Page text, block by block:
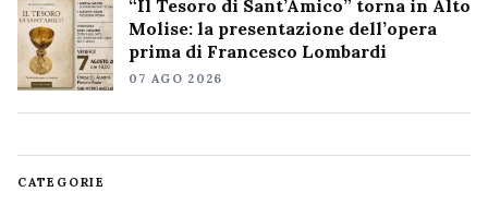
“Il Tesoro di Sant’Amico” torna in Alto
Molise: la presentazione dell’opera
prima di Francesco Lombardi
07 AGO 2026
CATEGORIE